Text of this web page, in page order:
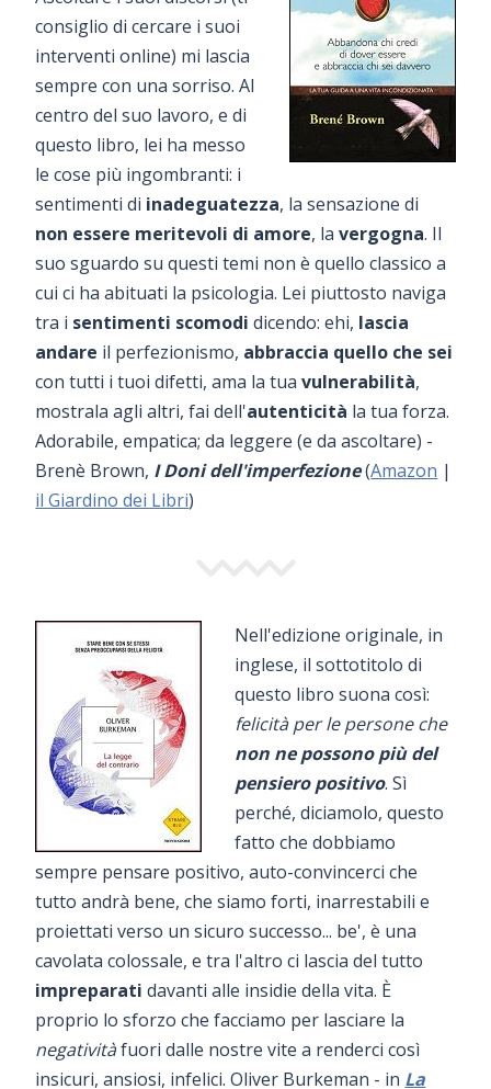
consiglio di cercare i suoi
interventi online) mi lascia
sempre con una sorriso. Al
centro del suo lavoro, e di
questo libro, lei ha messo
le cose più ingombranti: i
sentimenti di inadeguatezza, la sensazione di
non essere meritevoli di amore, lavergogna. Il
suo sguardo su questi temi non è quello classico a
cui ci ha abituati la psicologia. Lei piuttosto naviga
tra i sentimenti scomodi dicendo: ehi, lascia
andare il perfezionismo, abbraccia quello che sei
con tutti i tuoi difetti, ama la tuavulnerabilità,
mostrala agli altri, fai dell'autenticità la tua forza.
Adorabile, empatica; da leggere (e da ascoltare) -
Brenè Brown, I Doni dell'imperfezione(Amazon |
il Giardino dei Libri)
Nell'edizione originale, in
inglese, il sottotitolo di
questo libro suona così:
felicità per le persone che
non ne possono più del
pensiero positivo. Sì
perché, diciamolo, questo
fatto che dobbiamo
sempre pensare positivo, auto-convincerci che
tutto andrà bene, che siamo forti, inarrestabili e
proiettati verso un sicuro successo... be', è una
cavolata colossale, e tra l'altro ci lascia del tutto
impreparati davanti alle insidie della vita. È
proprio lo sforzo che facciamo per lasciare la
negativitàfuori dalle nostre vite a renderci così
insicuri, ansiosi, infelici. Oliver Burkeman - in La